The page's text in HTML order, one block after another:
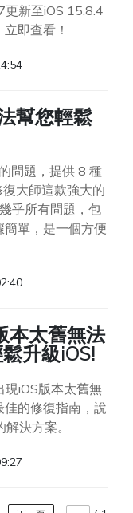
新至iOS 15.8.4
即查看！
幫您輕鬆
問題，提供 8 種
大師這款強大的
乎所有問題，包
單，是一個方便
本太舊無法
升級iOS!
iOS版本太舊無
的修復指南，說
決方案。